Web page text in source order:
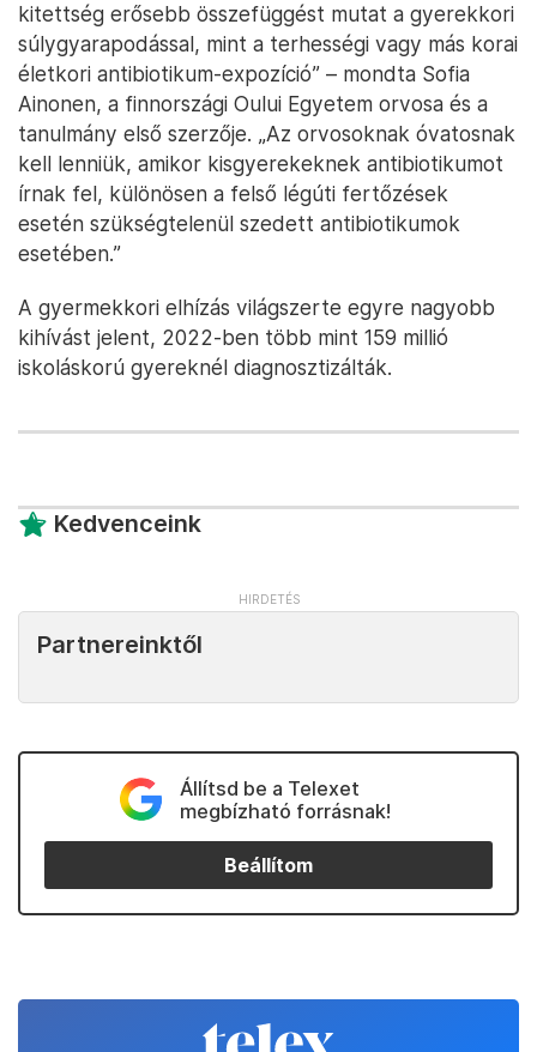
kitettség erősebb összefüggést mutat a gyerekkori
súlygyarapodással, mint a terhességi vagy más korai
életkori antibiotikum-expozíció” – mondta Sofia
Ainonen, a finnországi Oului Egyetem orvosa és a
tanulmány első szerzője. „Az orvosoknak óvatosnak
kell lenniük, amikor kisgyerekeknek antibiotikumot
írnak fel, különösen a felső légúti fertőzések
esetén szükségtelenül szedett antibiotikumok
esetében.”
A gyermekkori elhízás világszerte egyre nagyobb
kihívást jelent, 2022-ben több mint 159 millió
iskoláskorú gyereknél diagnosztizálták.
Kedvenceink
Partnereinktől
Állítsd be a Telexet
megbízható forrásnak!
Beállítom